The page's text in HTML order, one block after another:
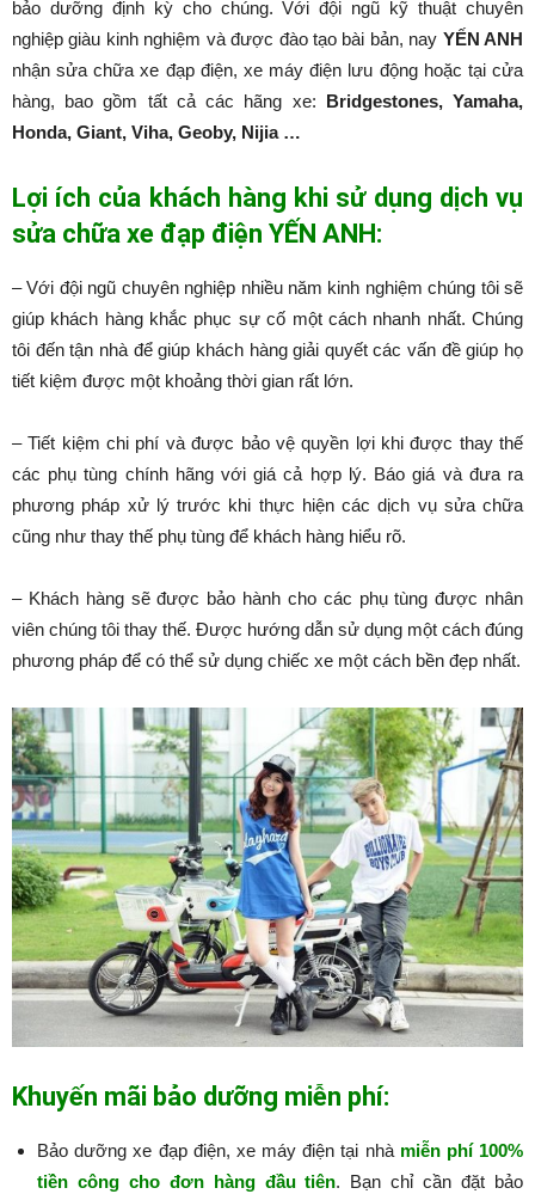
bảo dưỡng định kỳ cho chúng. Với đội ngũ kỹ thuật chuyên
nghiệp giàu kinh nghiệm và được đào tạo bài bản, nay YẾN ANH
nhận sửa chữa xe đạp điện, xe máy điện lưu động hoặc tại cửa
hàng, bao gồm tất cả các hãng xe: Bridgestones, Yamaha,
Honda, Giant, Viha, Geoby, Nijia …
Lợi ích của khách hàng khi sử dụng dịch vụ
sửa chữa xe đạp điện YẾN ANH:
– Với đội ngũ chuyên nghiệp nhiều năm kinh nghiệm chúng tôi sẽ
giúp khách hàng khắc phục sự cố một cách nhanh nhất. Chúng
tôi đến tận nhà để giúp khách hàng giải quyết các vấn đề giúp họ
tiết kiệm được một khoảng thời gian rất lớn.
– Tiết kiệm chi phí và được bảo vệ quyền lợi khi được thay thế
các phụ tùng chính hãng với giá cả hợp lý. Báo giá và đưa ra
phương pháp xử lý trước khi thực hiện các dịch vụ sửa chữa
cũng như thay thế phụ tùng để khách hàng hiểu rõ.
– Khách hàng sẽ được bảo hành cho các phụ tùng được nhân
viên chúng tôi thay thế. Được hướng dẫn sử dụng một cách đúng
phương pháp để có thể sử dụng chiếc xe một cách bền đẹp nhất.
Khuyến mãi bảo dưỡng miễn phí:
Bảo dưỡng xe đạp điện, xe máy điện tại nhà miễn phí 100%
tiền công cho đơn hàng đầu tiên. Bạn chỉ cần đặt bảo